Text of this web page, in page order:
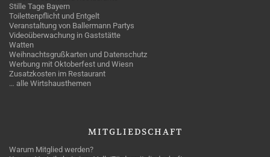
Stille Tage Bayern
Toilettenpflicht und Entgelt
Veranstaltung von Ballermann Partys
Videoüberwachung in Gaststätte
Watten
Weihnachtsgrußkarten und Datenschutz
Werbung mit Oktoberfest und Wiesn
Zusatzkosten im Restaurant
… alle Wirtshausthemen
MITGLIEDSCHAFT
Warum Mitglied werden?